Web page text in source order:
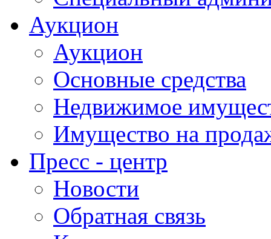
Аукцион
Аукцион
Основные средства
Недвижимое
Имущество на
Пресс - центр
Новости
Обратная связь